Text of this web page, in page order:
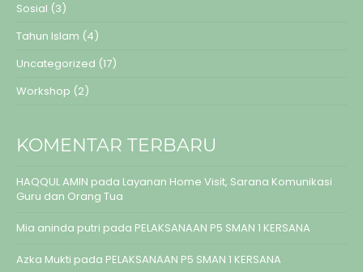
Sosial (3)
Tahun Islam (4)
Uncategorized (17)
Workshop (2)
KOMENTAR TERBARU
HAQQUL AMIN pada Layanan Home Visit, Sarana Komunikasi
Guru dan Orang Tua
Mia aninda putri pada PELAKSANAAN P5 SMAN 1 KERSANA
Azka Mukti pada PELAKSANAAN P5 SMAN 1 KERSANA